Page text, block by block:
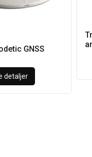
GNSS
detaljer